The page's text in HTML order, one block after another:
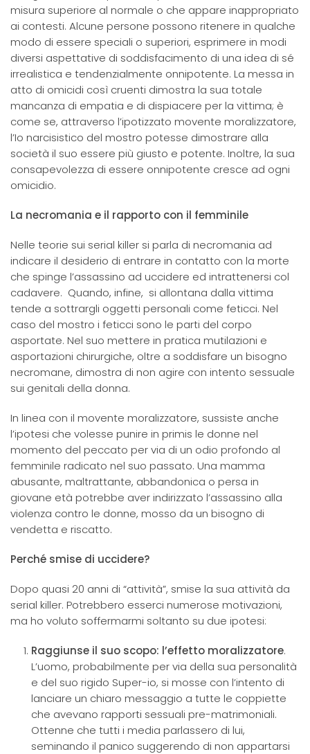
misura superiore al normale o che appare inappropriato
ai contesti. Alcune persone possono ritenere in qualche
modo di essere speciali o superiori, esprimere in modi
diversi aspettative di soddisfacimento di una idea di sé
irrealistica e tendenzialmente onnipotente. La messa in
atto di omicidi così cruenti dimostra la sua totale
mancanza di empatia e di dispiacere per la vittima; è
come se, attraverso l’ipotizzato movente moralizzatore,
l’Io narcisistico del mostro potesse dimostrare alla
società il suo essere più giusto e potente. Inoltre, la sua
consapevolezza di essere onnipotente cresce ad ogni
omicidio.
La necromania e il rapporto con il femminile
Nelle teorie sui serial killer si parla di necromania ad
indicare il desiderio di entrare in contatto con la morte
che spinge l’assassino ad uccidere ed intrattenersi col
cadavere. Quando, infine, si allontana dalla vittima
tende a sottrargli oggetti personali come feticci. Nel
caso del mostro i feticci sono le parti del corpo
asportate. Nel suo mettere in pratica mutilazioni e
asportazioni chirurgiche, oltre a soddisfare un bisogno
necromane, dimostra di non agire con intento sessuale
sui genitali della donna.
In linea con il movente moralizzatore, sussiste anche
l’ipotesi che volesse punire in primis le donne nel
momento del peccato per via di un odio profondo al
femminile radicato nel suo passato. Una mamma
abusante, maltrattante, abbandonica o persa in
giovane età potrebbe aver indirizzato l’assassino alla
violenza contro le donne, mosso da un bisogno di
vendetta e riscatto.
Perché smise di uccidere?
Dopo quasi 20 anni di “attività”, smise la sua attività da
serial killer. Potrebbero esserci numerose motivazioni,
ma ho voluto soffermarmi soltanto su due ipotesi:
Raggiunse il suo scopo: l’effetto moralizzatore.
L’uomo, probabilmente per via della sua personalità
e del suo rigido Super-io, si mosse con l’intento di
lanciare un chiaro messaggio a tutte le coppiette
che avevano rapporti sessuali pre-matrimoniali.
Ottenne che tutti i media parlassero di lui,
seminando il panico suggerendo di non appartarsi